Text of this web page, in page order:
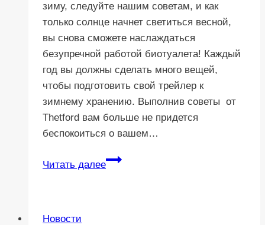
зиму, следуйте нашим советам, и как
только солнце начнет светиться весной,
вы снова сможете наслаждаться
безупречной работой биотуалета! Каждый
год вы должны сделать много вещей,
чтобы подготовить свой трейлер к
зимнему хранению. Выполнив советы от
Thetford вам больше не придется
беспокоиться о вашем…
Читать далее
4
Новости